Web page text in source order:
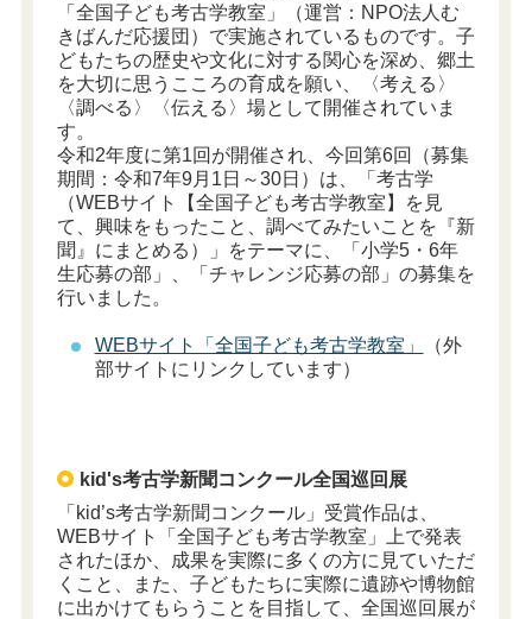
「全国子ども考古学教室」（運営：NPO法人む
きばんだ応援団）で実施されているものです。子
どもたちの歴史や文化に対する関心を深め、郷土
を大切に思うこころの育成を願い、〈考える〉
〈調べる〉〈伝える〉場として開催されていま
す。
令和2年度に第1回が開催され、今回第6回（募集
期間：令和7年9月1日～30日）は、「考古学
（WEBサイト【全国子ども考古学教室】を見
て、興味をもったこと、調べてみたいことを『新
聞』にまとめる）」をテーマに、「小学5・6年
生応募の部」、「チャレンジ応募の部」の募集を
行いました。
WEBサイト「全国子ども考古学教室」
（外
部サイトにリンクしています）
kid's考古学新聞コンクール全国巡回展
「kid’s考古学新聞コンクール」受賞作品は、
WEBサイト「全国子ども考古学教室」上で発表
されたほか、成果を実際に多くの方に見ていただ
くこと、また、子どもたちに実際に遺跡や博物館
に出かけてもらうことを目指して、全国巡回展が